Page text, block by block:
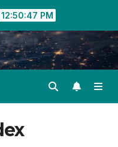
12:50:47 PM